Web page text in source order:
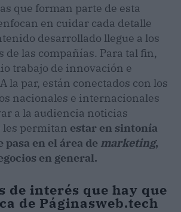
que forman parte de esta
en cuidar cada detalle
desarrollado llegue a los
de las compañías. Para tal fin,
trabajo de innovación e
la par, están conectados con los
nacionales e internacionales
a la audiencia noticias
les permitan estar en sintonía
pasa en el área de marketing,
en general.
de interés que hay que
de Páginasweb.tech